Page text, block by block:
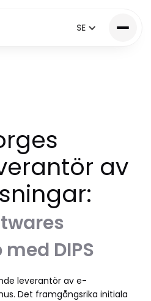
SE
av
DIPS
leverantör av e-
Det framgångsrika initiala